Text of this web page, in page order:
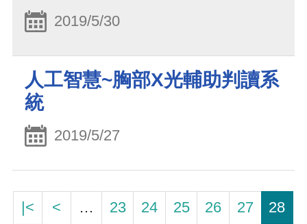
2019/5/30
人工智慧~胸部X光輔助判讀系
統
2019/5/27
|< < … 23 24 25 26 27
28